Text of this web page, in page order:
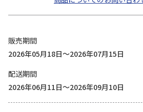
販売期間
2026年05月18日～2026年07月15日
配送期間
2026年06月11日～2026年09月10日